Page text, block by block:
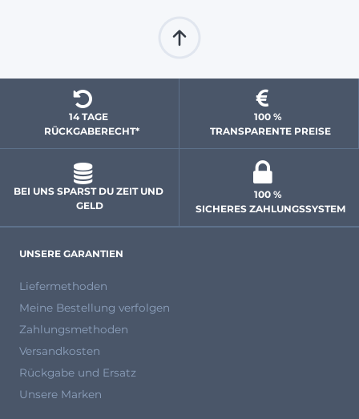
14 TAGE
  RÜCKGABERECHT*
100 %
TRANSPARENTE PREISE
BEI UNS SPARST DU ZEIT UND
GELD
100 %
SICHERES ZAHLUNGSSYSTEM
UNSERE GARANTIEN
Liefermethoden
Meine Bestellung verfolgen
Zahlungsmethoden
Versandkosten
Rückgabe und Ersatz
Unsere Marken